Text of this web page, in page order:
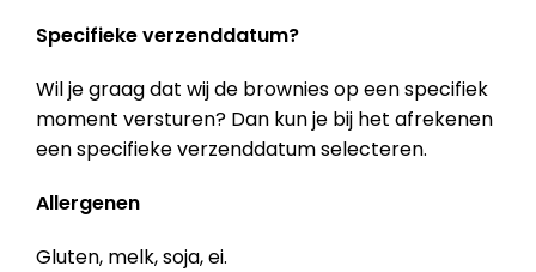
Specifieke verzenddatum?
Wil je graag dat wij de brownies op een specifiek
moment versturen? Dan kun je bij het afrekenen
een specifieke verzenddatum selecteren.
Allergenen
Gluten, melk, soja, ei.